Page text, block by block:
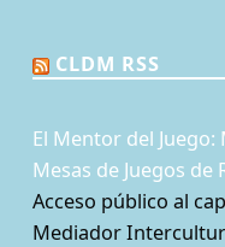
CLDM RSS
El Mentor del
Mesas de Juegos de
Acceso público al
Mediador